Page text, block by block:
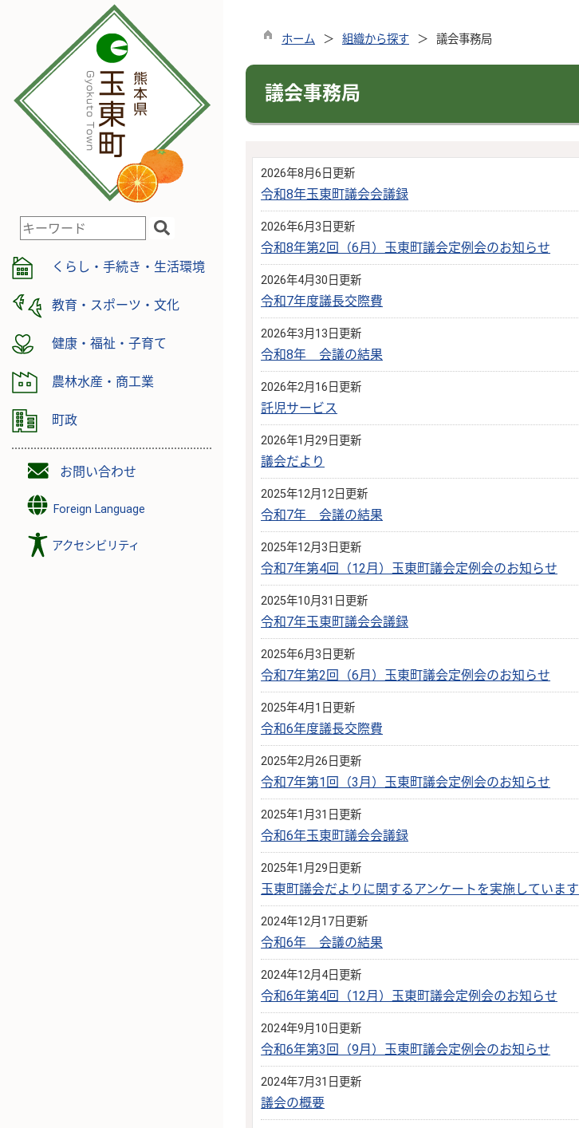
検
キ
ー
ワ
ド
くらし・手続き・生活環境
教育・スポーツ・文化
健康・福祉・子育て
農林水産・商工業
町政
お問い合わせ
Foreign Language
アクセシビリティ
ホーム 組織から探す 議会事務局
議会事務局
2026年8月6日更新
令和8年玉東町議会会議録
2026年6月3日更新
令和8年第2回（6月）玉東町議会定例会のお知らせ
2026年4月30日更新
令和7年度議長交際費
2026年3月13日更新
令和8年 会議の結果
2026年2月16日更新
託児サービス
2026年1月29日更新
議会だより
2025年12月12日更新
令和7年 会議の結果
2025年12月3日更新
令和7年第4回（12月）玉東町議会定例会のお知らせ
2025年10月31日更新
令和7年玉東町議会会議録
2025年6月3日更新
令和7年第2回（6月）玉東町議会定例会のお知らせ
2025年4月1日更新
令和6年度議長交際費
2025年2月26日更新
令和7年第1回（3月）玉東町議会定例会のお知らせ
2025年1月31日更新
令和6年玉東町議会会議録
2025年1月29日更新
玉東町議会だよりに関するアンケートを実施しています
2024年12月17日更新
令和6年 会議の結果
2024年12月4日更新
令和6年第4回（12月）玉東町議会定例会のお知らせ
2024年9月10日更新
令和6年第3回（9月）玉東町議会定例会のお知らせ
2024年7月31日更新
議会の概要